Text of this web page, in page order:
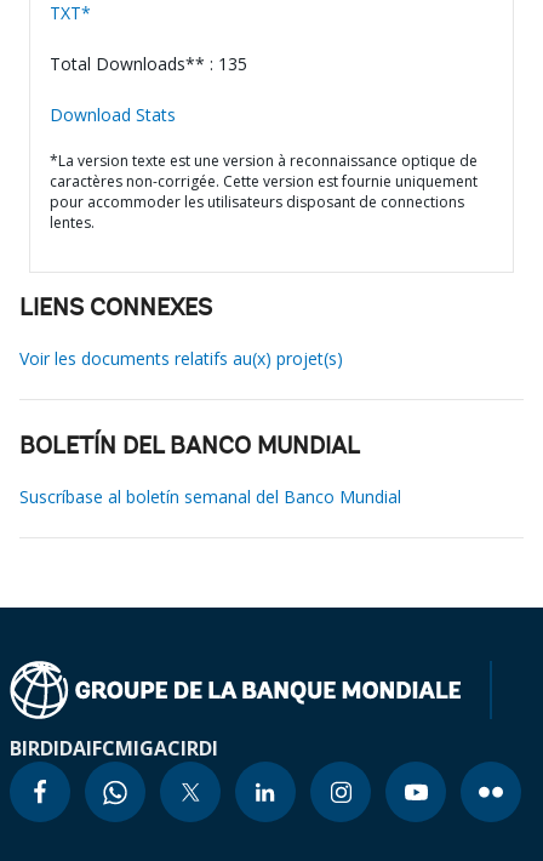
TXT*
Total Downloads** : 135
Download Stats
*La version texte est une version à reconnaissance optique de
caractères non-corrigée. Cette version est fournie uniquement
pour accommoder les utilisateurs disposant de connections
lentes.
LIENS CONNEXES
Voir les documents relatifs au(x) projet(s)
BOLETÍN DEL BANCO MUNDIAL
Suscríbase al boletín semanal del Banco Mundial
BIRDIDAIFCMIGACIRDI